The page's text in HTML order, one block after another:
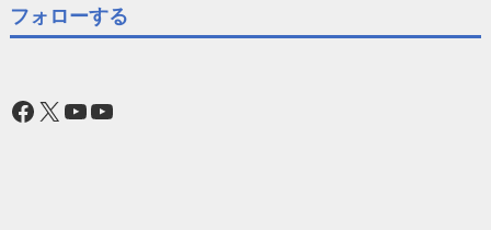
フォローする
Facebook
X YouTube
YouTube